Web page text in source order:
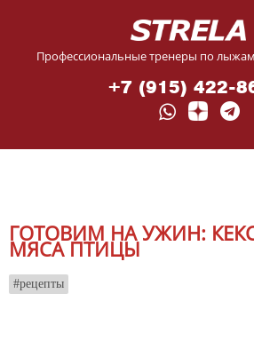
Профессиональные тренеры по
+7 (915) 422-
ГОТОВИМ НА УЖИН:
МЯСА ПТИЦЫ
рецепты